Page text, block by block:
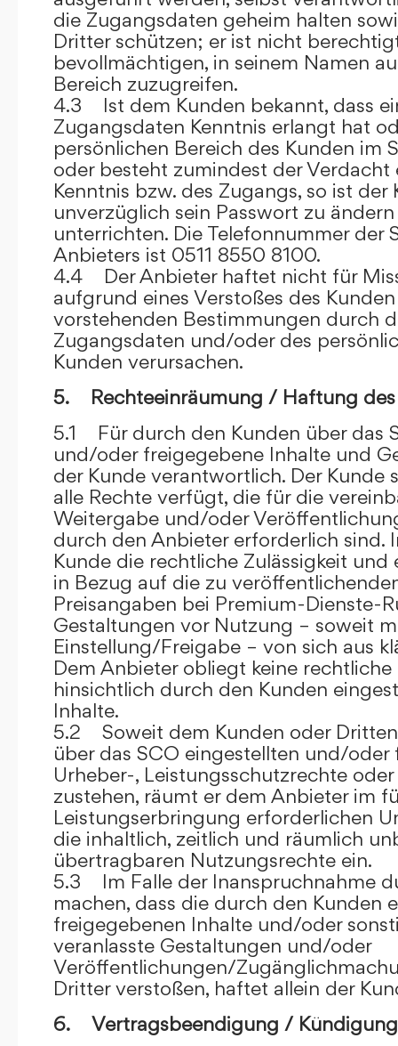
die Zugangsdaten geheim halten
Dritter schützen; er ist nicht
bevollmächtigen, in seinem Namen
Bereich zuzugreifen.
4.3 Ist dem Kunden bekannt, dass
Zugangsdaten Kenntnis erlangt hat
persönlichen Bereich des Kunden im
oder besteht zumindest der Verdacht
Kenntnis bzw. des Zugangs, so ist
unverzüglich sein Passwort zu
unterrichten. Die Telefonnummer der
Anbieters ist 0511 8550 8100.
4.4 Der Anbieter haftet nicht für
aufgrund eines Verstoßes des
vorstehenden Bestimmungen durch
Zugangsdaten und/oder des
Kunden verursachen.
5. Rechteeinräumung / Haftung des
5.1 Für durch den Kunden über das
und/oder freigegebene Inhalte und
der Kunde verantwortlich. Der Kunde
alle Rechte verfügt, die für die
Weitergabe und/oder
durch den Anbieter erforderlich sind.
Kunde die rechtliche Zulässigkeit
in Bezug auf die zu
Preisangaben bei Premium-Dienste-
Gestaltungen vor Nutzung – soweit
Einstellung/Freigabe – von sich aus
Dem Anbieter obliegt keine
hinsichtlich durch den Kunden
Inhalte.
5.2 Soweit dem Kunden oder
über das SCO eingestellten und/
Urheber-, Leistungsschutzrechte
zustehen, räumt er dem Anbieter im
Leistungserbringung erforderlichen
die inhaltlich, zeitlich und räumlich
übertragbaren Nutzungsrechte ein.
5.3 Im Falle der Inanspruchnahme
machen, dass die durch den Kunden
freigegebenen Inhalte und/oder
veranlasste Gestaltungen und/oder
Veröffentlichungen/
Dritter verstoßen, haftet allein der
6. Vertragsbeendigung / Kündigung